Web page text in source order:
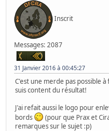
Inscrit
Messages: 2087
31 Janvier 2016 à 00:45:27
C'est une merde pas possible
suis content du résultat!
J'ai refait aussi le logo pour
bords
(pour que Prax et
remarques sur le sujet :p)